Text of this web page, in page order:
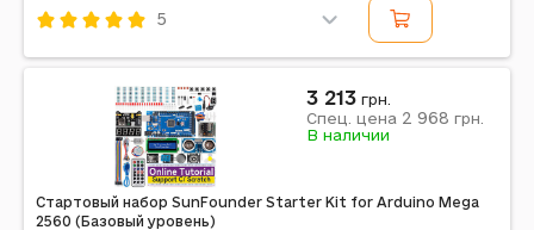
5
Стартовый набор SunFounder Starter Kit for Arduino Mega
2560 (Базовый уровень)
3 213 грн.
Спец. цена 2 968 грн.
В наличии